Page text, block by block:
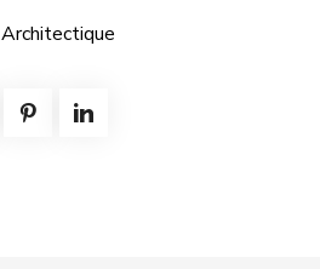
Architectique